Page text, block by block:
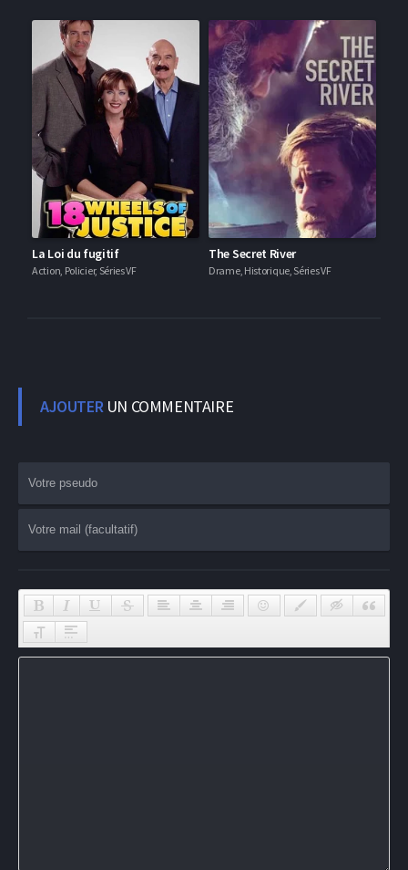
La Loi du fugitif
Action, Policier, Séries VF
The Secret River
Drame, Historique, Séries VF
AJOUTERUN COMMENTAIRE